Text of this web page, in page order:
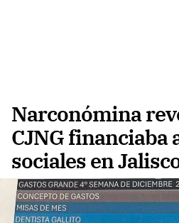
Narconómina
CJNG financiaba
sociales en